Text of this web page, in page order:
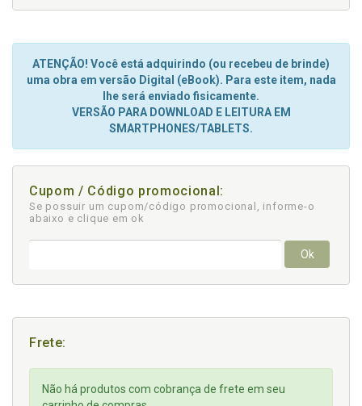
ATENÇÃO! Você está adquirindo (ou recebeu de brinde)
uma obra em versão Digital (eBook). Para este item, nada
lhe será enviado fisicamente.
VERSÃO PARA DOWNLOAD E LEITURA EM
SMARTPHONES/TABLETS.
Cupom / Código promocional:
Se possuir um cupom/código promocional, informe-o
abaixo e clique em ok
Ok
Frete:
Não há produtos com cobrança de frete em seu